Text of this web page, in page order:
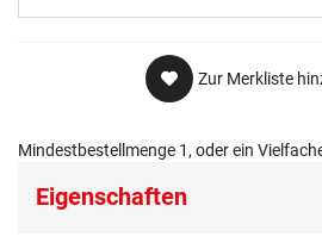
Zur Merkliste
Mindestbestellmenge 1, oder ein
Eigenschaften